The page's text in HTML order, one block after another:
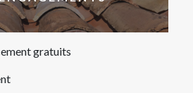
gratuits